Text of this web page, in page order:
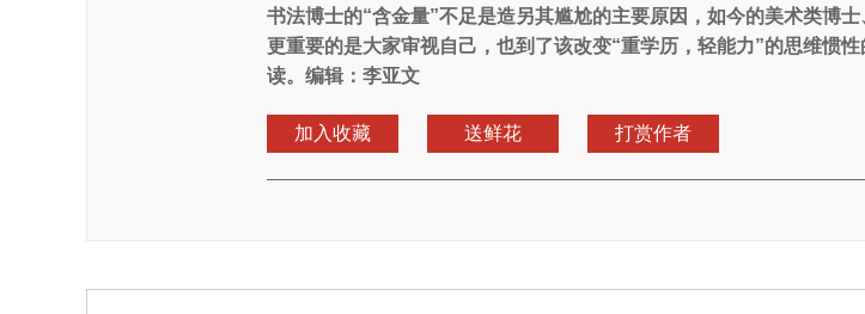
书法博士的“含金量”不足是造另其尴尬的主要原因，如今的美术类博
更重要的是大家审视自己，也到了该改变“重学历，轻能力”的思维惯
读。编辑：李亚文
加入收藏 送鲜花 打赏作者